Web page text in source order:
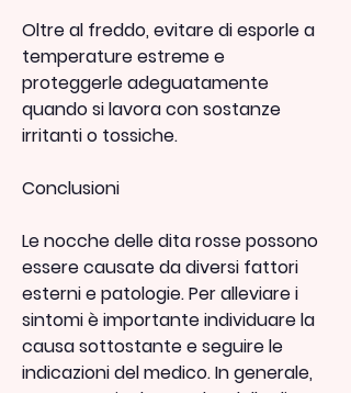
Oltre al freddo, evitare di esporle a
temperature estreme e
proteggerle adeguatamente
quando si lavora con sostanze
irritanti o tossiche.
Conclusioni
Le nocche delle dita rosse possono
essere causate da diversi fattori
esterni e patologie. Per alleviare i
sintomi è importante individuare la
causa sottostante e seguire le
indicazioni del medico. In generale,